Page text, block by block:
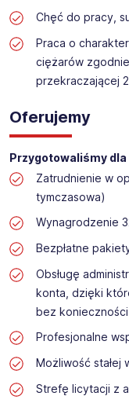
Chęć do pracy,
Praca o
ciężarów
przekraczającej
Oferujemy
Przygotowaliśmy dla
Zatrudnienie w
tymczasowa)
Wynagrodzenie
Bezpłatne
Obsługę
konta, dzięki
bez
Profesjonalne
Możliwość stałej
Strefę licytacji z